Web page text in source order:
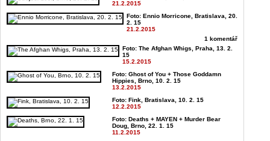
21.2.2015
Foto: Ennio Morricone, Bratislava, 20.
2. 15
21.2.2015
1 komentář
Foto: The Afghan Whigs, Praha, 13. 2.
15
15.2.2015
Foto: Ghost of You + Those Goddamn
Hippies, Brno, 10. 2. 15
13.2.2015
Foto: Fink, Bratislava, 10. 2. 15
12.2.2015
Foto: Deaths + MAYEN + Murder Bear
Doug, Brno, 22. 1. 15
11.2.2015